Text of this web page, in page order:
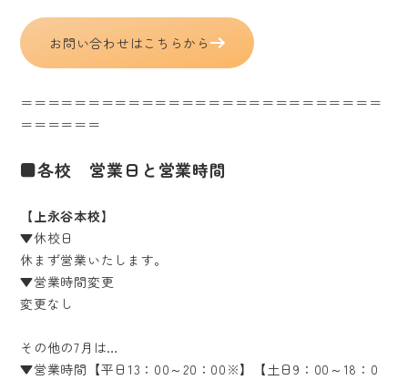
お問い合わせはこちらから
＝＝＝＝＝＝＝＝＝＝＝＝＝＝＝＝＝＝＝＝＝＝＝＝＝＝＝
＝＝＝＝＝＝
■各校 営業日と営業時間
【上永谷本校】
▼休校日
休まず営業いたします。
▼営業時間変更
変更なし
その他の7月は…
▼営業時間【平日13：00～20：00※】【土日9：00～18：0